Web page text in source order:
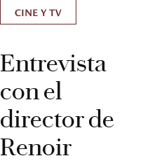
CINE Y TV
Entrevista
con el
director de
Renoir